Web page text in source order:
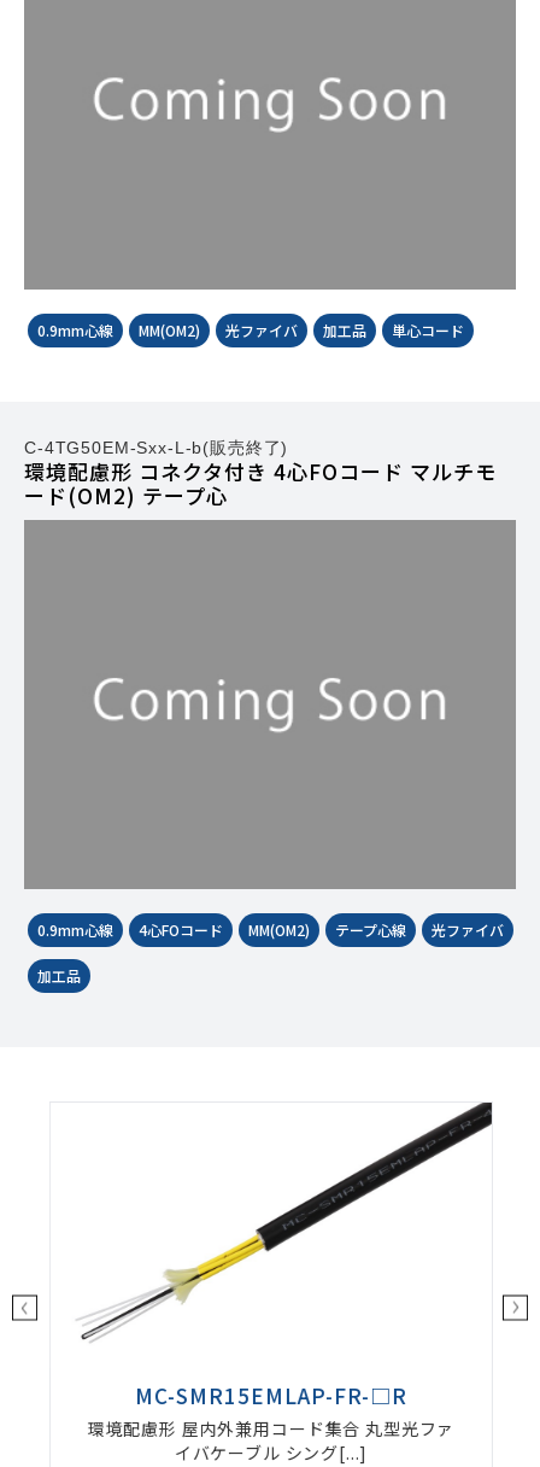
0.9mm心線 MM(OM2) 光ファイバ 加工品 単心コード
C-4TG50EM-Sxx-L-b(販売終了)
環境配慮形 コネクタ付き 4心FOコード マルチモ
ード(OM2) テープ心
0.9mm心線 4心FOコード MM(OM2) テープ心線 光ファイバ
加工品
MC-SMR15EMLAP-FR-□R
環境配慮形 屋内外兼用コード集合 丸型光ファ
イバケーブル シング[...]